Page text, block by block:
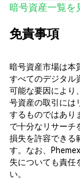
暗号資産一覧を
免責事項
暗号資産市場は本
すべてのデジタル
可能な要因により
号資産の取引には
するものではあり
で十分なリサーチ
損失を許容できる
す。なお、
失についても責任
い。